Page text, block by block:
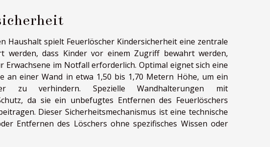
Haushalt spielt Feuerlöscher Kindersicherheit eine zentrale
werden, dass Kinder vor einem Zugriff bewahrt werden,
im Notfall erforderlich. Optimal eignet sich eine
an einer Wand in etwa 1,50 bis 1,70 Metern Höhe, um ein
zu verhindern. Spezielle Wandhalterungen mit
da sie ein unbefugtes Entfernen des Feuerlöschers
Dieser Sicherheitsmechanismus ist eine technische
Entfernen des Löschers ohne spezifisches Wissen oder